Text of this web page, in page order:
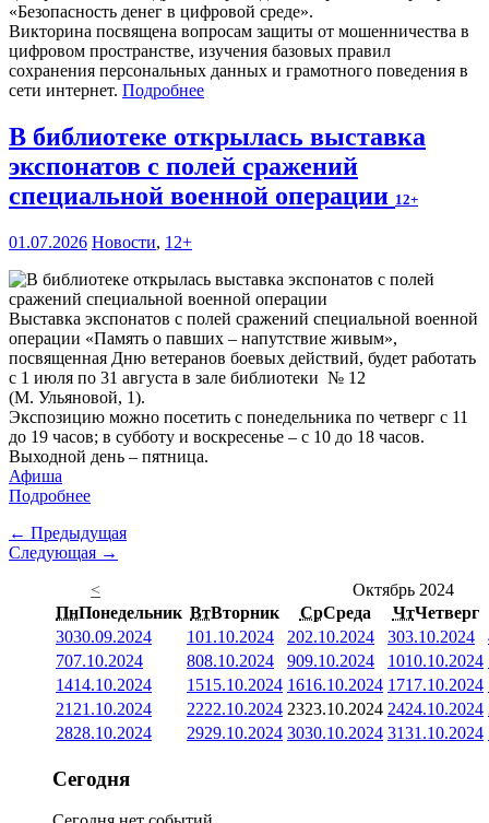
«Безопасность денег в цифровой среде».
Викторина посвящена вопросам защиты от мошенничества в
цифровом пространстве, изучения базовых правил
сохранения персональных данных и грамотного поведения в
сети интернет. Подробнее
В библиотеке открылась выставка
экспонатов с полей сражений
специальной военной операции 12+
01.07.2026 Новости, 12+
Выставка экспонатов с полей сражений специальной военной
операции «Память о павших – напутствие живым»,
посвященная Дню ветеранов боевых действий, будет работать
с 1 июля по 31 августа в зале библиотеки № 12
(М. Ульяновой, 1).
Экспозицию можно посетить с понедельника по четверг с 11
до 19 часов; в субботу и воскресенье – с 10 до 18 часов.
Выходной день – пятница.
Афиша
Подробнее
← Предыдущая
Следующая →
<
Октябрь 2024
ПнПонедельник ВтВторник СрСреда ЧтЧетверг
3030.09.2024 101.10.2024 202.10.2024 303.10.2024
707.10.2024 808.10.2024 909.10.2024 1010.10.2024
1414.10.2024 1515.10.2024 1616.10.2024 1717.10.2024
21 21.10.2024 2222.10.2024 2323.10.2024 2424.10.2024
2828.10.2024 2929.10.2024 3030.10.2024 3131.10.2024
Сегодня